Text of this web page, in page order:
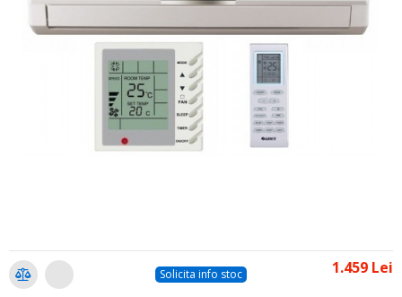
Solicita info stoc 1.459 Lei